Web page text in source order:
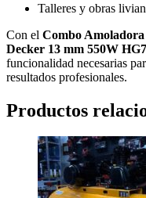
Talleres y obras
Con el Combo
Decker 13 mm 550W
funcionalidad necesarias
resultados profesionales.
Productos